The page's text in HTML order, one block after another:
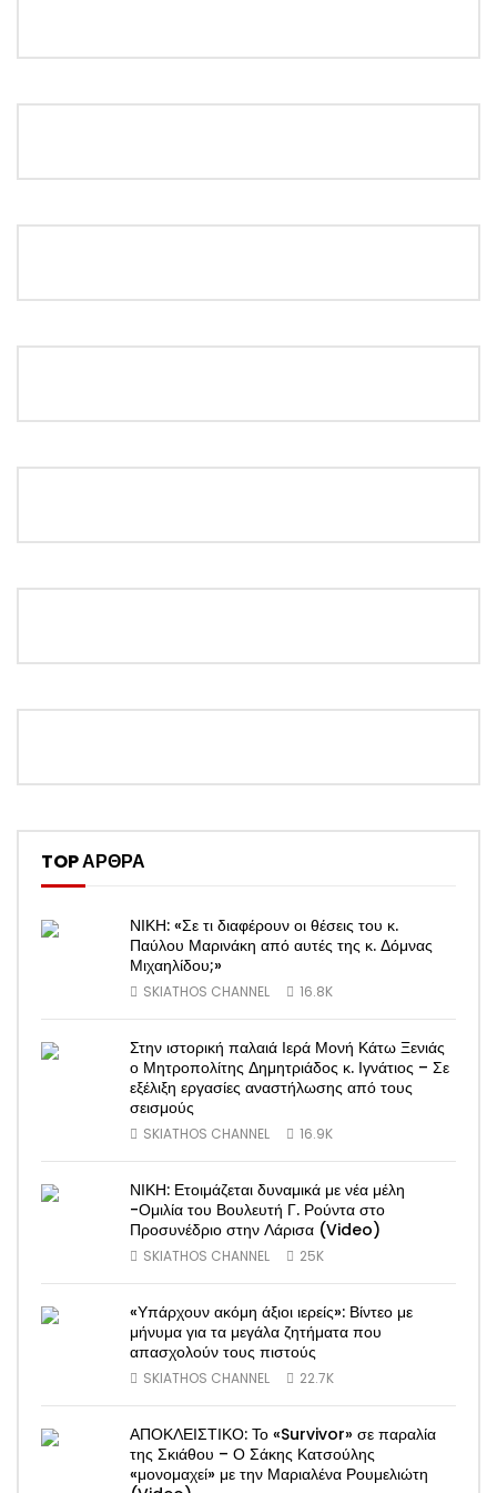
TOP ΑΡΘΡΑ
ΝΙΚΗ: «Σε τι διαφέρουν οι θέσεις του κ.
Παύλου Μαρινάκη από αυτές της κ. Δόμνας
Μιχαηλίδου;»
SKIATHOS CHANNEL 16.8K
Στην ιστορική παλαιά Ιερά Μονή Κάτω Ξενιάς
ο Μητροπολίτης Δημητριάδος κ. Ιγνάτιος – Σε
εξέλιξη εργασίες αναστήλωσης από τους
σεισμούς
SKIATHOS CHANNEL 16.9K
ΝΙΚΗ: Ετοιμάζεται δυναμικά με νέα μέλη
-Ομιλία του Βουλευτή Γ. Ρούντα στο
Προσυνέδριο στην Λάρισα (Video)
SKIATHOS CHANNEL 25K
«Υπάρχουν ακόμη άξιοι ιερείς»: Βίντεο με
μήνυμα για τα μεγάλα ζητήματα που
απασχολούν τους πιστούς
SKIATHOS CHANNEL 22.7K
ΑΠΟΚΛΕΙΣΤΙΚΟ: Το «Survivor» σε παραλία
της Σκιάθου – Ο Σάκης Κατσούλης
«μονομαχεί» με την Μαριαλένα Ρουμελιώτη